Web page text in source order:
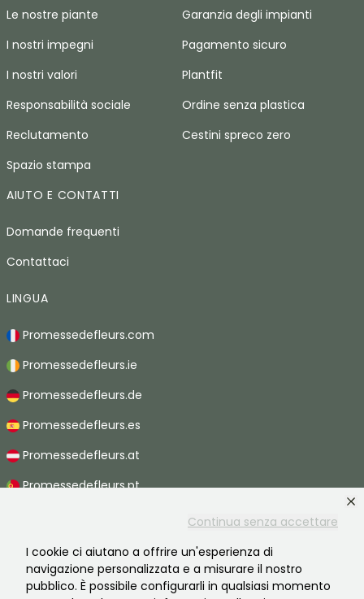
Continua senza accettare
I cookie ci aiutano a offrire un'esperienza di
navigazione personalizzata e a misurare il nostro
pubblico. È possibile configurarli in qualsiasi momento
Le nostre piante
I nostri impegni
I nostri valori
Responsabilità sociale
Reclutamento
Spazio stampa
Garanzia degli impianti
Pagamento sicuro
Plantfit
Ordine senza plastica
Cestini spreco zero
AIUTO E CONTATTI
Domande frequenti
Contattaci
LINGUA
Promessedefleurs.com
Promessedefleurs.ie
Promessedefleurs.de
Promessedefleurs.es
Promessedefleurs.at
Promessedefleurs.pt
Promessedefleurs.be
Promessedefleurs.ch